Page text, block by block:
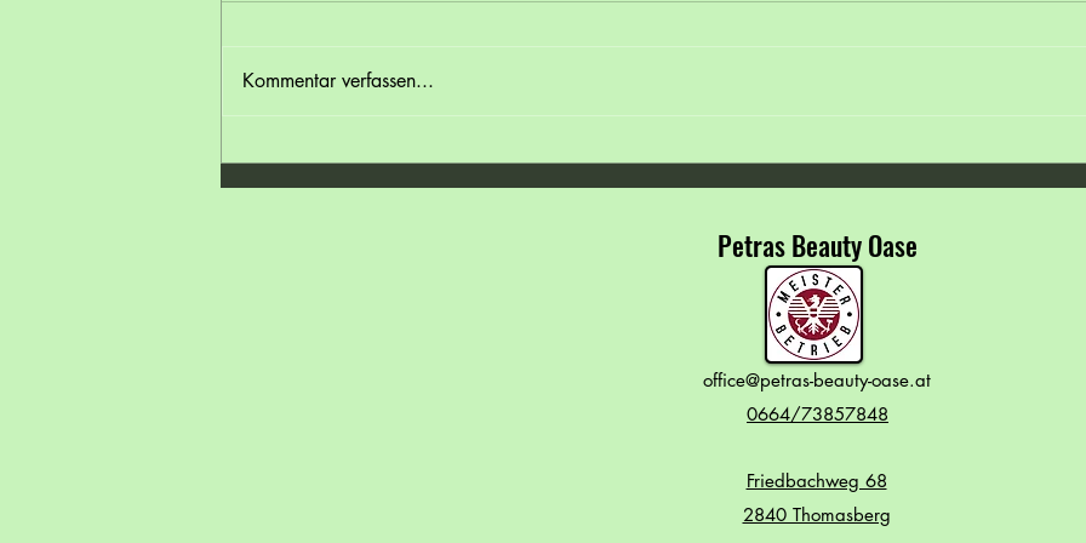
🌞 Hitzewelle in Österreich – gönn
deinen Füßen eine Abkühlung! 👣
☀️ Barfuß durch den Sommer 🦶
✨
🌸💙
Kommentar verfassen...
Petras Beauty Oase
office@petras-beauty-oase.at
0664/73857848
Friedbachweg 68
2840 Thomasberg